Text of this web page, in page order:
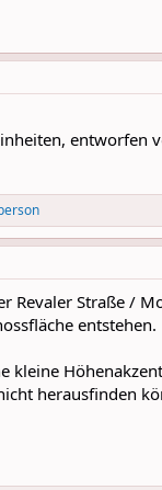
entworfen
Revaler Straße /
entstehen.
kleine
herausfinden